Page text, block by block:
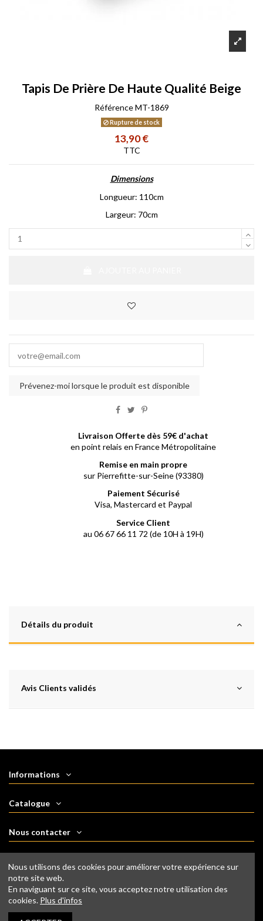
Tapis De Prière De Haute Qualité Beige
Référence MT-1869
Rupture de stock
13,90 €
TTC
Dimensions
Longueur: 110cm
Largeur: 70cm
Livraison Offerte dès 59€ d'achat
en point relais en France Métropolitaine
Remise en main propre
sur Pierrefitte-sur-Seine (93380)
Paiement Sécurisé
Visa, Mastercard et Paypal
Service Client
au 06 67 66 11 72 (de 10H à 19H)
Détails du produit
Avis Clients validés
Informations
Catalogue
Nous contacter
Newsletter
Nous utilisons des cookies pour améliorer votre expérience sur
notre site web.
En naviguant sur ce site, vous acceptez notre utilisation des
cookies. Plus d'infos